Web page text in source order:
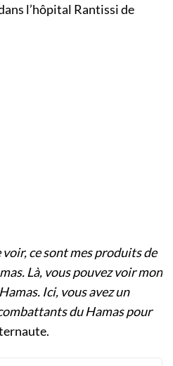
l’hôpital Rantissi de
voir, ce sont mes produits de
Là, vous pouvez voir mon
Ici, vous avez un
du Hamas pour